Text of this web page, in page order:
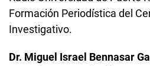
Formación Periodística del
Investigativo.
Dr. Miguel Israel Bennasar